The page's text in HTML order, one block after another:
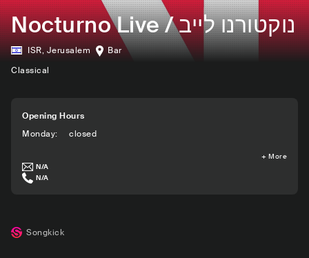
Nocturno Live / נוקטורנו לייב
ISR, Jerusalem
Bar
Classical
Opening Hours
Monday: closed
+ More
N/A
N/A
Songkick